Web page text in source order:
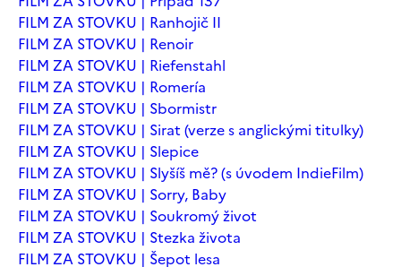
FILM ZA STOVKU | Ranhojič II
FILM ZA STOVKU | Renoir
FILM ZA STOVKU | Riefenstahl
FILM ZA STOVKU | Romería
FILM ZA STOVKU | Sbormistr
FILM ZA STOVKU | Sirat (verze s anglickými titulky)
FILM ZA STOVKU | Slepice
FILM ZA STOVKU | Slyšíš mě? (s úvodem IndieFilm)
FILM ZA STOVKU | Sorry, Baby
FILM ZA STOVKU | Soukromý život
FILM ZA STOVKU | Stezka života
FILM ZA STOVKU | Šepot lesa